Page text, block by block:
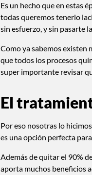
Es un hecho que en estas
todas queremos tenerlo
sin esfuerzo, y sin pasarte
Como ya sabemos existen
que todos los procesos
super importante revisar
El
Por eso nosotras lo
es una opción perfecta
Además de quitar el 90%
aporta muchos beneficios